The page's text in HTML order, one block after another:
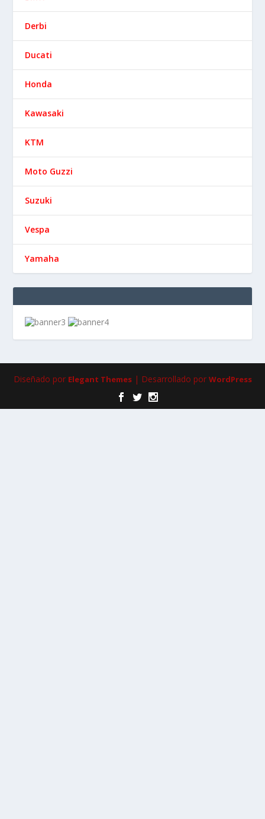
Derbi
Ducati
Honda
Kawasaki
KTM
Moto Guzzi
Suzuki
Vespa
Yamaha
Diseñado por Elegant Themes| Desarrollado por WordPress